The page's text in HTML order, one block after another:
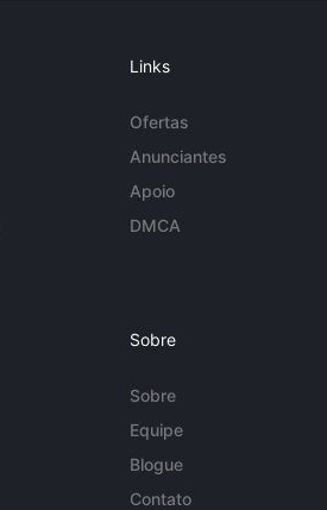
Links
Ofertas
Anunciantes
Apoio
DMCA
Sobre
Sobre
Equipe
Blogue
Contato